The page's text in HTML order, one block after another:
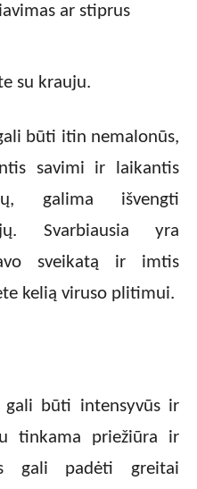
ar stiprus
su krauju.
būti itin nemalonūs,
savimi ir laikantis
galima išvengti
Svarbiausia yra
sveikatą ir imtis
kelią viruso plitimui.
būti intensyvūs ir
tinkama priežiūra ir
gali padėti greitai